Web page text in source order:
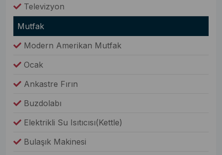
Televizyon
Mutfak
Modern Amerikan Mutfak
Ocak
Ankastre Fırın
Buzdolabı
Elektrikli Su Isıtıcısı(Kettle)
Bulaşık Makinesi